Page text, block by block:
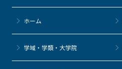
ホーム
学域・学類・大学院